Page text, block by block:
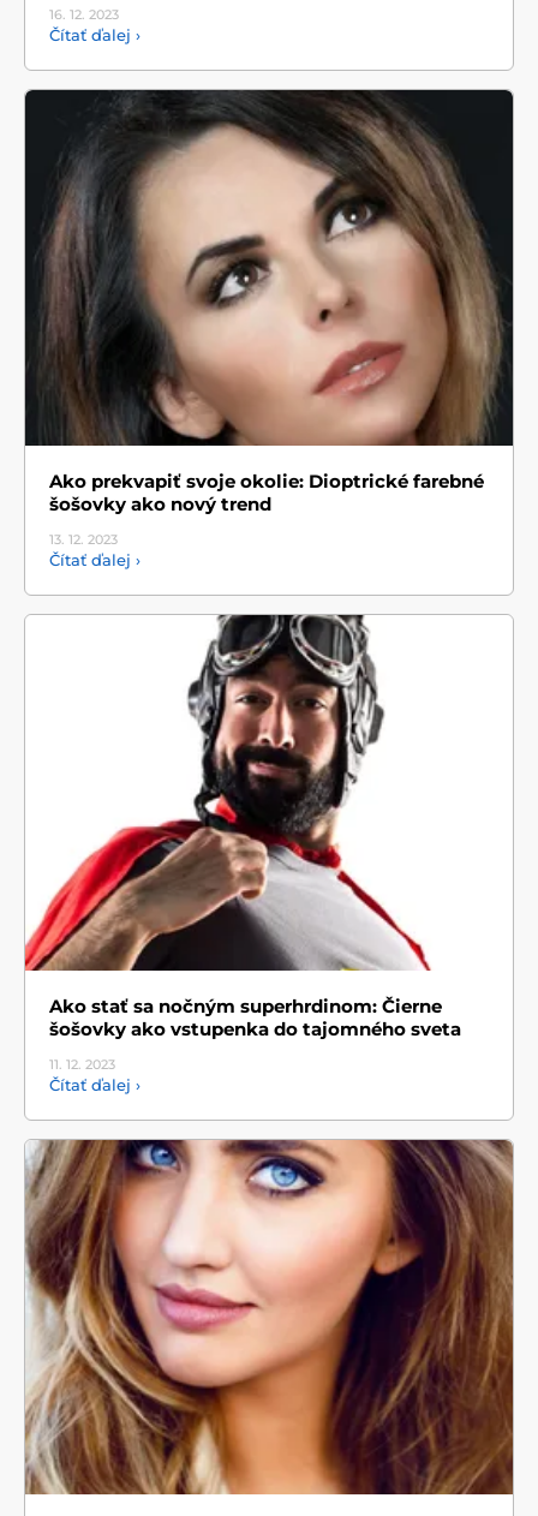
16. 12. 2023
Čítať ďalej ›
Ako prekvapiť svoje okolie: Dioptrické farebné
šošovky ako nový trend
13. 12. 2023
Čítať ďalej ›
Ako stať sa nočným superhrdinom: Čierne
šošovky ako vstupenka do tajomného sveta
11. 12. 2023
Čítať ďalej ›